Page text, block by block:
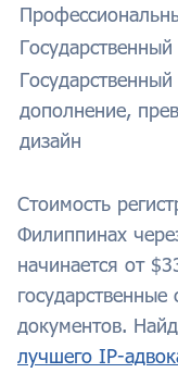
дополнение,
дизайн
Стоимость
Филиппинах
начинается от
документов.
лучшего IP-